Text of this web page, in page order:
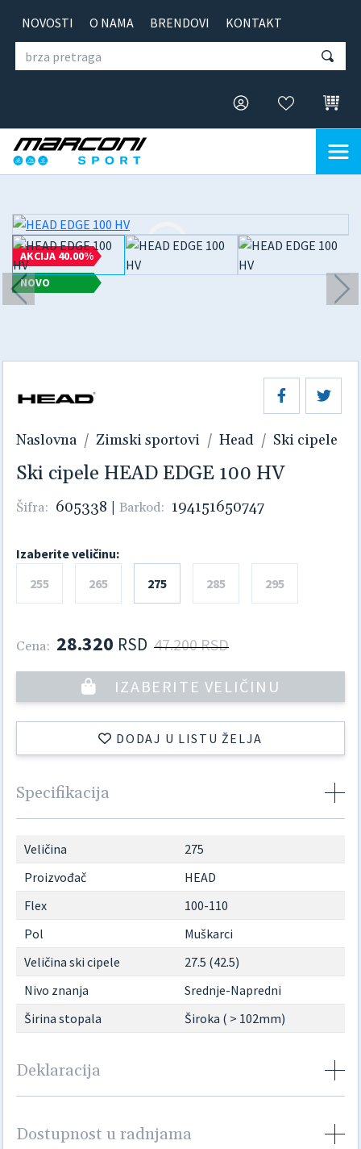
NOVOSTI O NAMA BRENDOVI KONTAKT
AKCIJA 40.00%
NOVO
Naslovna Zimski sportovi Head Ski cipele
Ski cipele HEAD EDGE 100 HV
Šifra: 605338 | Barkod: 194151650747
Izaberite veličinu:
255
265 275 285 295
Cena: 28.320 RSD 47.200 RSD
IZABERITE VELIČINU
DODAJ U LISTU ŽELJA
Specifikacija
Veličina
275
Proizvođač
HEAD
Flex
100-110
Pol
Muškarci
Veličina ski cipele
27.5 (42.5)
Nivo znanja
Srednje-Napredni
Širina stopala
Široka ( > 102mm)
Deklaracija
Dostupnost u radnjama